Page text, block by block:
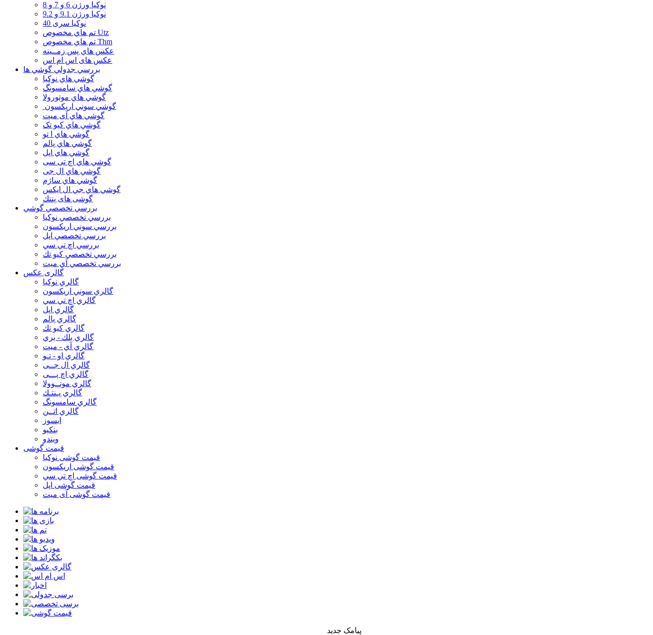
نوكيا ورژن 6 و 7 و 8
نوكيا ورژن 9.1 و 9.2
نوکیا سری 40
تم هاي مخصوص Utz
تم هاي مخصوص Thm
عكس هاي پس زمــينه
عكس های اس ام اس
بررسي جدولي گوشي ها
گوشي هاي نوكيا
گوشي هاي سامسونگ
گوشي هاي موتورولا
گوشي سوني اريكسون
گوشي هاي آی میت
گوشي هاي کیو تک
گوشي هاي ا تو
گوشي هاي پالم
گوشي هاي اپل
گوشي هاي اچ تی سی
گوشي هاي ال جی
گوشي هاي ساژم
گوشي هاي جي ال ايكس
گوشی های پنتك
بررسي تخصصي گوشي
بررسي تخصصي نوكيا
بررسي سوني اريكسون
بررسي تخصصي اپل
بررسي اچ تي سي
بررسي تخصصي كيو تك
بررسي تخصصي آي ميت
گالری عکس
گالري نوكيا
گالري سوني اريكسون
گالري اچ تي سي
گالري اپل
گالري پالم
گالري كيو تك
گالري بلك - بري
گالري آي - ميت
گالري او - تـو
گالري ال جــی
گالري اچ پـــی
گالري موتــوولا
گالري پـنتـك
گالري سامسونگ
گالري اتــن
ایسوز
بنکیو
ویندو
قیمت گوشی
قیمت گوشی نوكيا
قیمت گوشی اريكسون
قیمت گوشی اچ تي سي
قیمت گوشی اپل
قیمت گوشی آی میت
پیامک جدید